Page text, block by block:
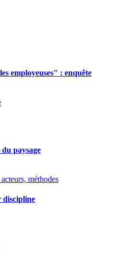
employeuses" : enquête
paysage
méthodes
discipline